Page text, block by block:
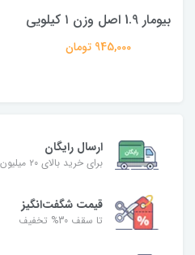
بیومار 1.9 اصل وزن ۱ کیلویی
945,000 تومان
ارسال رایگان
برای خرید بالای ۲۰ میلیون تومان(بغیر از آکواریوم)
قیمت شگفت‌انگیز
تا سقف 30% تخفیف